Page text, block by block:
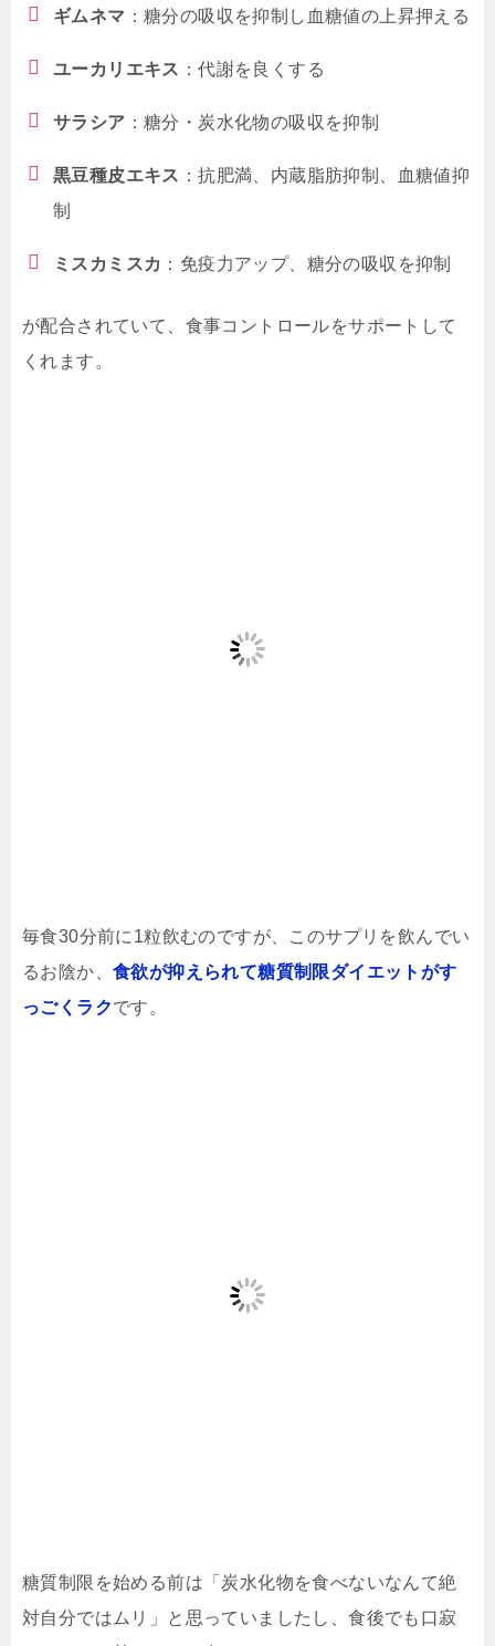
ギムネマ ：糖分の吸収を抑制し血糖値の上昇押える
ユーカリエキス ：代謝を良くする
サラシア ：糖分・炭水化物の吸収を抑制
黒豆種皮エキス ：抗肥満、内蔵脂肪抑制、血糖値抑
制
ミスカミスカ ：免疫力アップ、糖分の吸収を抑制
が配合されていて、食事コントロールをサポートして
くれます。
毎食30分前に1粒飲むのですが、このサプリを飲んでい
るお陰か、 食欲が抑えられて糖質制限ダイエットがす
っごくラクです。
糖質制限を始める前は「炭水化物を食べないなんて絶
対自分ではムリ」と思っていましたし、食後でも口寂